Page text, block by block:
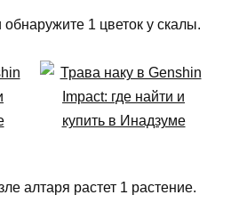
1 цветок у скалы.
алтаря растет 1 растение.